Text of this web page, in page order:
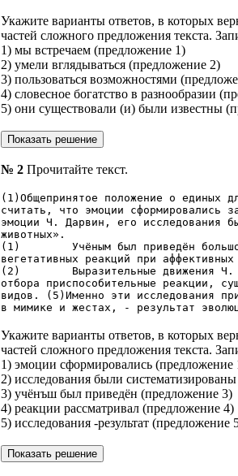
Укажите варианты ответов, в которых
частей сложного предложения текста.
1) мы встречаем (предложение 1)
2) умели вглядываться (предложение 2)
3) пользоваться возможностями
4) словесное богатство в разнообразии
5) они существовали (и) были известны
№ 2 Прочитайте текст.
(1)Общепринятое положение о единых
считать, что эмоции сформировались
эмоции Ч. Дарвин, его исследования
животных».
(1) Учёным был приведён большой
вегетативных реакций при
(2) Выразительные движения Ч.
отбора приспособительные реакции,
видов. (5)Именно эти исследования
в мимике и жестах, - результат
Укажите варианты ответов, в которых
частей сложного предложения текста.
1) эмоции сформировались (предложение
2) исследования были
3) учёнъш был приведён (предложение 3)
4) реакции рассматривал (предложение 4)
5) исследования -результат (предложение